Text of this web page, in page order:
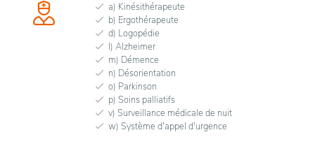
a) Kinésithérapeute
b) Ergothérapeute
d) Logopédie
l) Alzheimer
m) Démence
n) Désorientation
o) Parkinson
p) Soins palliatifs
v) Surveillance médicale de nuit
w) Système d'appel d'urgence